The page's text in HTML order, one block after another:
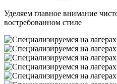
Уделяем главное внимание
востребованном стиле